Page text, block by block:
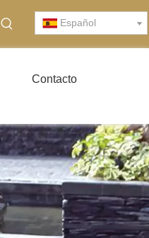
Español
Contacto